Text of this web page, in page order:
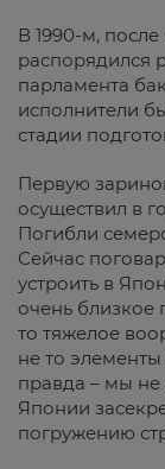
В 1990-м,
распорядился
парламента
исполнители
стадии
Первую
осуществил в
Погибли
Сейчас
устроить в
очень близкое
то тяжелое
не то
правда – мы не
Японии
погружению